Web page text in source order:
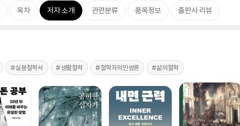
목차 저자 소개 관련분류 품목정보 출판사 리뷰
#실용철학서 #생활철학 #철학자의인생론 #삶의철학